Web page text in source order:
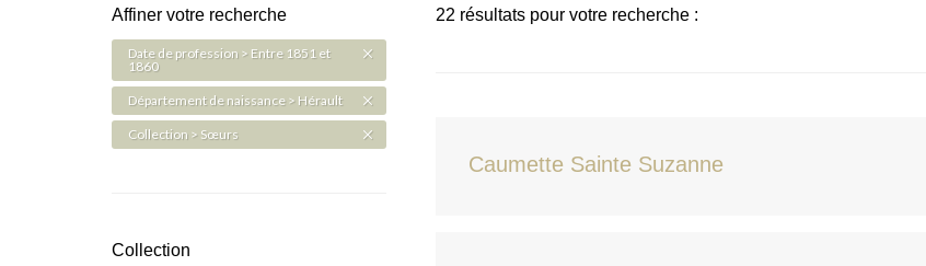
22 résultats pour votre recherche :
Caumette Sainte Suzanne
Affiner votre recherche
Date de profession > Entre 1851 et
1860
Département de naissance > Hérault
Collection > Sœurs
Collection